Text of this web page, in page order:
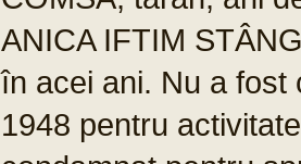
ANICA IFTIM
în acei ani. Nu a fost
1948 pentru